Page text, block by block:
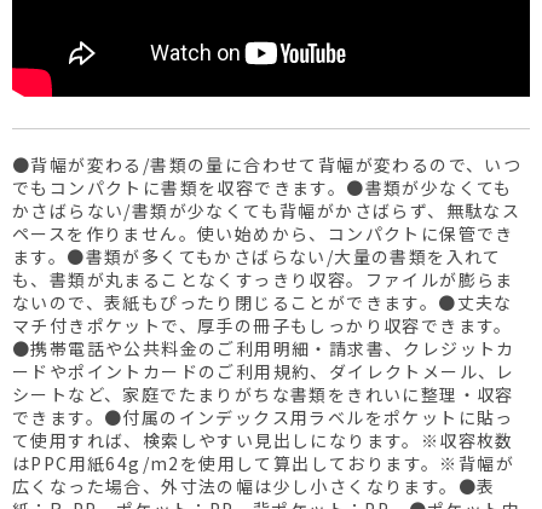
●背幅が変わる/書類の量に合わせて背幅が変わるので、いつ
でもコンパクトに書類を収容できます。●書類が少なくても
かさばらない/書類が少なくても背幅がかさばらず、無駄なス
ペースを作りません。使い始めから、コンパクトに保管でき
ます。●書類が多くてもかさばらない/大量の書類を入れて
も、書類が丸まることなくすっきり収容。ファイルが膨らま
ないので、表紙もぴったり閉じることができます。●丈夫な
マチ付きポケットで、厚手の冊子もしっかり収容できます。
●携帯電話や公共料金のご利用明細・請求書、クレジットカ
ードやポイントカードのご利用規約、ダイレクトメール、レ
シートなど、家庭でたまりがちな書類をきれいに整理・収容
できます。●付属のインデックス用ラベルをポケットに貼っ
て使用すれば、検索しやすい見出しになります。※収容枚数
はPPC用紙64g/m2を使用して算出しております。※背幅が
広くなった場合、外寸法の幅は少し小さくなります。●表